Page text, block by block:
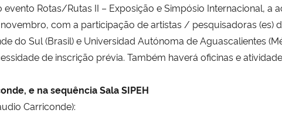
Rotas/Rutas II – Exposição e Simpósio Internacional, a
com a participação de artistas / pesquisadoras (es)
do Sul (Brasil) e Universidad Autónoma de Aguascalientes
de inscrição prévia. Também haverá oficinas e
e na sequência Sala SIPEH
Carriconde):